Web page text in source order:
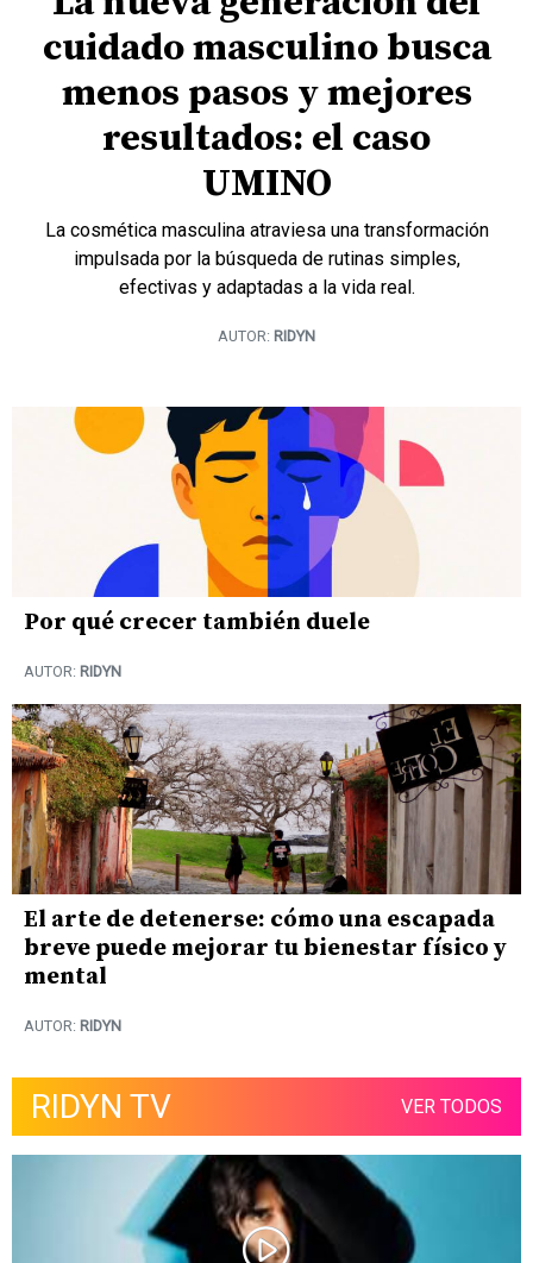
Por qué crecer también duele
AUTOR: RIDYN
El arte de detenerse: cómo una escapada
breve puede mejorar tu bienestar físico y
mental
AUTOR: RIDYN
cuidado masculino busca
menos pasos y mejores
resultados: el caso
UMINO
La cosmética masculina atraviesa una transformación
impulsada por la búsqueda de rutinas simples,
efectivas y adaptadas a la vida real.
AUTOR: RIDYN
RIDYN TV VER TODOS